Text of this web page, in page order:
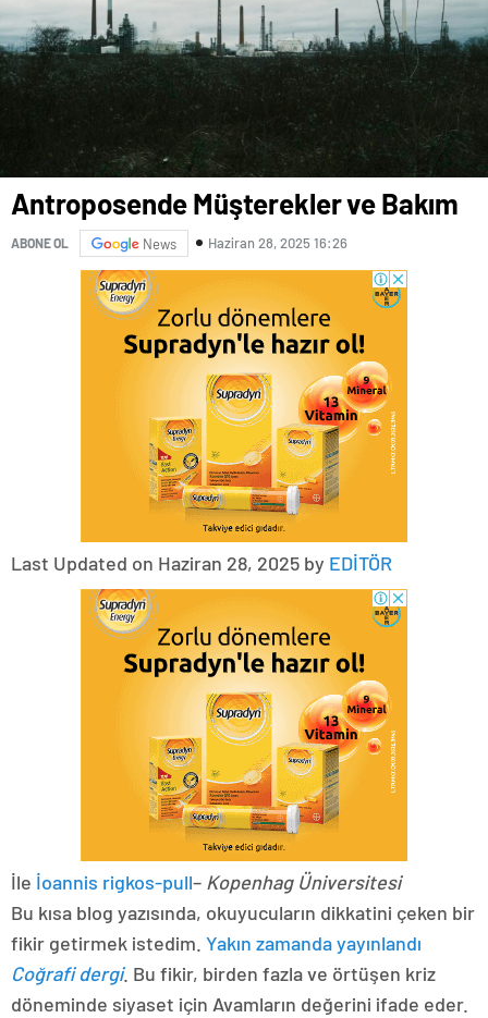
Antroposende Müşterekler ve Bakım
ABONE OL News Haziran 28, 2025 16:26
Last Updated on Haziran 28, 2025 by EDİTÖR
İle İoannis rigkos-pull– Kopenhag Üniversitesi
Bu kısa blog yazısında, okuyucuların dikkatini çeken bir
fikir getirmek istedim. Yakın zamanda yayınlandı
Coğrafi dergi. Bu fikir, birden fazla ve örtüşen kriz
döneminde siyaset için Avamların değerini ifade eder.